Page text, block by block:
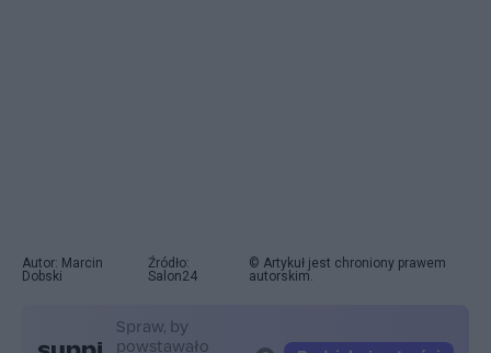
Autor: Marcin
Dobski
Źródło:
Salon24
© Artykuł jest chroniony prawem
autorskim.